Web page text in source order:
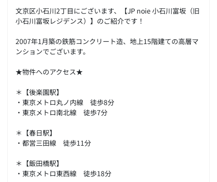
文京区小石川2丁目にございます、【JP noie 小石川富坂（旧
小石川富坂レジデンス）】のご紹介です！
2007年1月築の鉄筋コンクリート造、地上15階建ての高層マ
ンションでございます。
★物件へのアクセス★
＊【後楽園駅】
・東京メトロ丸ノ内線 徒歩8分
・東京メトロ南北線 徒歩7分
＊【春日駅】
・都営三田線 徒歩11分
＊【飯田橋駅】
・東京メトロ東西線 徒歩18分